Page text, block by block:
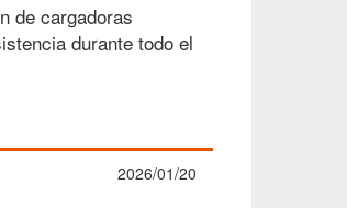
de cargadoras
durante todo el
2026/01/20